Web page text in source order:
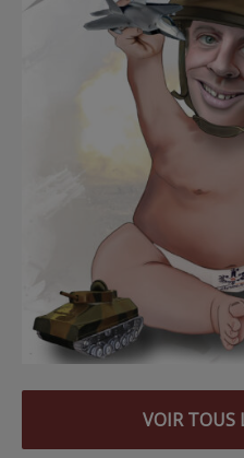
VOIR TOUS